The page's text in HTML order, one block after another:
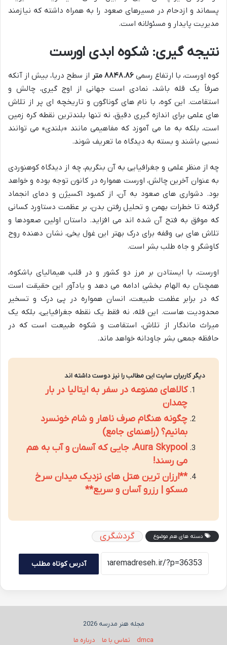
پسماند و ازدحام در مسیرهای صعود را به همراه داشته که نیازمند
مدیریت پایدار و مسئولانه است.
نتیجه گیری: شکوه ابدی اورست
کوه اورست، با ارتفاع رسمی۸۸۴۸.۸۶ متر
از سطح دریا، بیش از آنکه
صرفاً یک قله باشد، نمادی است جهانی از اوج گیری، چالش و
استقامت. این کوه، با نام های گوناگون و تاریخچه ای پر از تلاش
های علمی برای اندازه گیری دقیق، نه تنها بلندترین نقطه کره زمین
است، بلکه به ما می آموزد که مفاهیمی مانند «بلندی» می توانند
نسبی باشند و بسته به دیدگاه ما تعریف شوند.
چه از منظر علمی و جغرافیایی به آن بنگریم، چه از دیدگاه کوهنوردی
به عنوان آخرین چالش، اورست همواره در کانون توجه بوده و خواهد
بود. دشواری های صعود به آن، از کمبود اکسیژن و دمای انجماد
گرفته تا خطرات بهمن و تحلیل رفتن بدن، بر عظمت دستاورد کسانی
که موفق به فتح آن شده اند می افزاید. داستان اولین صعودها و
تلاش های بی وقفه برای درک بهتر این غول یخی، نشان دهنده روح
کاوشگر و جاه طلب بشر است.
اورست، با ایستادن بر مرز دو کشور و در قلب هیمالیای باشکوه،
همچنان به الهام بخشی ادامه می دهد و یادآور این حقیقت است
که در برابر عظمت طبیعت، انسان همواره در پی درک و تسخیر
محدودیت هاست. این قله، نه فقط یک نقطه جغرافیایی، بلکه یک
میراث ماندگار از تلاش، استقامت و شکوه طبیعت است که در
حافظه جمعی بشر جاودانه خواهد ماند.
دیگر کاربران سایت این مطالب را نیز دوست داشته اند
کالاهای ممنوعه در سفر به ایتالیا در بار
چمدان
چگونه هنگام صرف ناهار و شام خونسرد
بمانیم؟ (راهنمای جامع)
Aura Skypool، جایی که آسمان و آب به هم
می رسند!
**ارزان ترین هتل های نزدیک میدان سرخ
مسکو | رزرو آسان و سریع**
دسته های هم موضوع گردشگری
آدرس کوتاه مطلب
مجله هنر مدرسه 2026
dmca
تماس با ما درباره ما